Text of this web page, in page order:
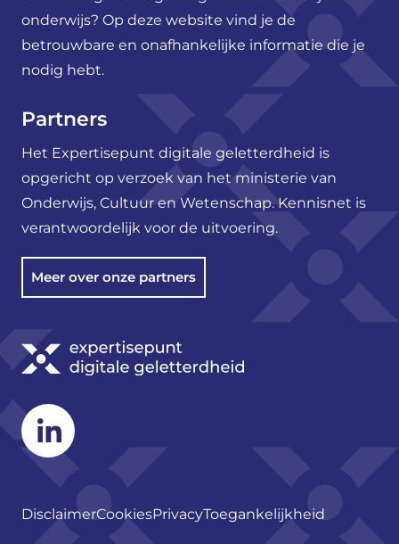
onderwijs? Op deze website vind je de
betrouwbare en onafhankelijke informatie die je
nodig hebt.
Partners
Het Expertisepunt digitale geletterdheid is
opgericht op verzoek van het ministerie van
Onderwijs, Cultuur en Wetenschap. Kennisnet is
verantwoordelijk voor de uitvoering.
Meer over onze partners
Linkedin
DisclaimerCookiesPrivacyToegankelijkheid